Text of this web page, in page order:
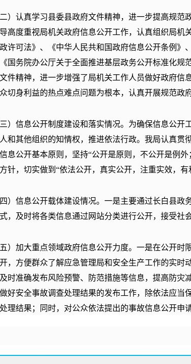
二）认真学习县委县政府文件精神，进一步提高规范
高度重视局机关政府信息公开工作，认真组织局机
许可法》、《中华人民共和国政府信息公开条例》
国务院办公厅关于全面推进基层政务公开标准化规
件精神，进一步增强了局机关工作人员做好政府信
切身利益的热点难点问题为根本，认真开展规范政
三）信息公开制度建设和落实情况。 为确保信息公开
和其他组织的知情权，推进依法行政。我局认真贯
息公开基本原则，坚持“公开是原则，不公开是例
针，切实做到“依法公开，真实公开，注重实效，有
四）信息公开载体建设情况。 一是主要通过长白县政
，及时将各类信息通过网站分类进行公开，接受社
五）加大重点领域政府信息公开力度。 一是在公开时
，方便群众了解应急管理局和安全生产工作的实时
时准确发布风险预警、防范措施等信息，提高防灾
好安全事故调查处理结果的发布工作，除依法应当
理结果；同时，对公众依法提出的事故信息公开申
积极参与安全生产隐患的排查治理，群众的投诉一